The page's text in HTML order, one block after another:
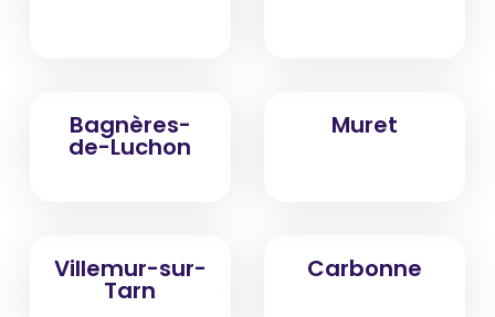
Bagnères-
de-Luchon
Muret
Villemur-sur-
Tarn
Carbonne